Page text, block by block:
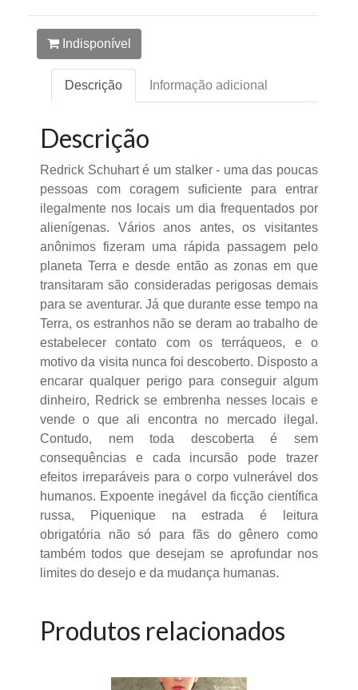
Indisponível
Descrição Informação adicional
Descrição
Redrick Schuhart é um stalker - uma das poucas
pessoas com coragem suficiente para entrar
ilegalmente nos locais um dia frequentados por
alienígenas. Vários anos antes, os visitantes
anônimos fizeram uma rápida passagem pelo
planeta Terra e desde então as zonas em que
transitaram são consideradas perigosas demais
para se aventurar. Já que durante esse tempo na
Terra, os estranhos não se deram ao trabalho de
estabelecer contato com os terráqueos, e o
motivo da visita nunca foi descoberto. Disposto a
encarar qualquer perigo para conseguir algum
dinheiro, Redrick se embrenha nesses locais e
vende o que ali encontra no mercado ilegal.
Contudo, nem toda descoberta é sem
consequências e cada incursão pode trazer
efeitos irreparáveis para o corpo vulnerável dos
humanos. Expoente inegável da ficção científica
russa, Piquenique na estrada é leitura
obrigatória não só para fãs do gênero como
também todos que desejam se aprofundar nos
limites do desejo e da mudança humanas.
Produtos relacionados